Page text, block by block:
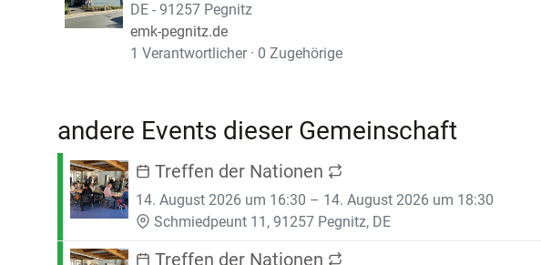
DE - 91257 Pegnitz
emk-pegnitz.de
1 Verantwortlicher · 0 Zugehörige
andere Events dieser Gemeinschaft
Treffen der Nationen
14. August 2026 um 16:30 – 14. August 2026 um 18:30
Schmiedpeunt 11, 91257 Pegnitz, DE
Treffen der Nationen